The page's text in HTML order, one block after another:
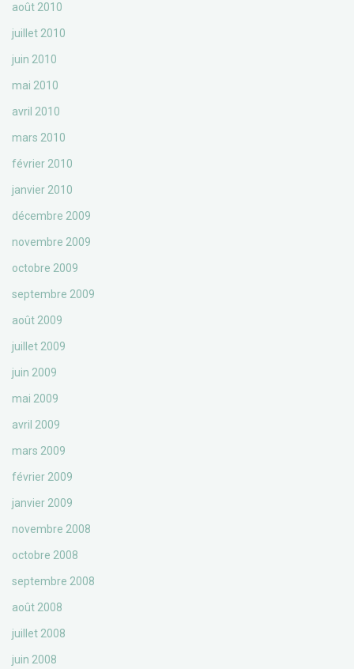
août 2010
juillet 2010
juin 2010
mai 2010
avril 2010
mars 2010
février 2010
janvier 2010
décembre 2009
novembre 2009
octobre 2009
septembre 2009
août 2009
juillet 2009
juin 2009
mai 2009
avril 2009
mars 2009
février 2009
janvier 2009
novembre 2008
octobre 2008
septembre 2008
août 2008
juillet 2008
juin 2008